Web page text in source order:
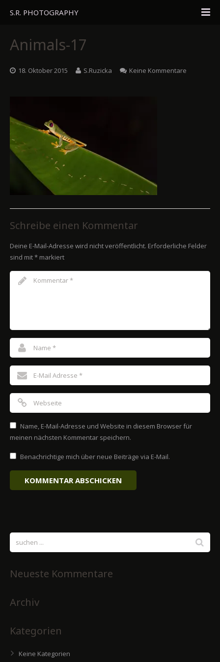
S.R. PHOTOGRAPHY
Blog
Gästebuch
Animals-17
18. Oktober 2015 S.Ruzicka Keine Kommentare
Schreibe einen Kommentar
Deine E-Mail-Adresse wird nicht veröffentlicht. Erforderliche Felder
sind mit* markiert
Name, E-Mail-Adresse und Website in diesem Browser für
meinen nächsten Kommentar speichern.
Benachrichtige mich über neue Beiträge via E-Mail.
Neueste Kommentare
Archiv
Kategorien
Keine Kategorien